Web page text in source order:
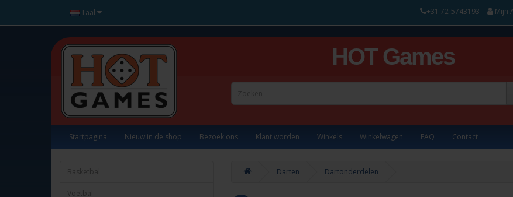
Taal +31 72-5743193 Mijn
HOT Games
Startpagina Nieuw in de shop Bezoek ons Klant worden Winkels Winkelwagen FAQ Contact
Basketbal
Voetbal
Darten Dartonderdelen